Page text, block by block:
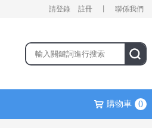
請登錄 註冊 聯係我們
購物車 0